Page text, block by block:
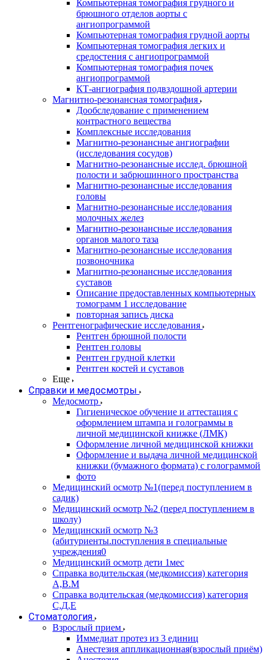
Компьютерная томография грудного и
брюшного отделов аорты с
ангиопрограммой
Компьютерная томография грудной аорты
Компьютерная томография легких и
средостения с ангиопрограммой
Компьютерная томография почек
ангиопрограммой
КТ-ангиография подвздошной артерии
Магнитно-резонансная томография
Дообследование с применением
контрастного вещества
Комплексные исследования
Магнитно-резонансные ангиографии
(исследования сосудов)
Магнитно-резонансные исслед. брюшной
полости и забрюшинного пространства
Магнитно-резонансные исследования
головы
Магнитно-резонансные исследования
молочных желез
Магнитно-резонансные исследования
органов малого таза
Магнитно-резонансные исследования
позвоночника
Магнитно-резонансные исследования
суставов
Описание предоставленных компьютерных
томограмм 1 исследование
повторная запись диска
Рентгенографические исследования
Рентген брюшной полости
Рентген головы
Рентген грудной клетки
Рентген костей и суставов
Еще
Справки и медосмотры
Медосмотр
Гигиеническое обучение и аттестация с
оформлением штампа и голограммы в
личной медицинской книжке (ЛМК)
Оформление личной медицинской книжки
Оформление и выдача личной медицинской
книжки (бумажного формата) с голограммой
фото
Медицинский осмотр №1(перед поступлением в
садик)
Медицинский осмотр №2 (перед поступлением в
школу)
Медицинский осмотр №3
(абитуриенты.поступления в специальные
учреждения0
Медицинский осмотр дети 1мес
Справка водительская (медкомиссия) категория
А,В.М
Справка водительская (медкомиссия) категория
С,Д,Е
Стоматология
Взрослый прием
Иммедиат протез из 3 единиц
Анестезия аппликационная(взрослый приём)